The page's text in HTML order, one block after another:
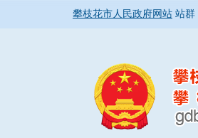
攀枝花市人民政府网站 站群